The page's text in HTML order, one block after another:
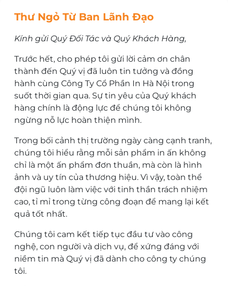
Thư Ngỏ Từ Ban Lãnh Đạo
Kính gửi Quý Đối Tác và Quý Khách Hàng,
Trước hết, cho phép tôi gửi lời cảm ơn chân
thành đến Quý vị đã luôn tin tưởng và đồng
hành cùng Công Ty Cổ Phần In Hà Nội trong
suốt thời gian qua. Sự tin yêu của Quý khách
hàng chính là động lực để chúng tôi không
ngừng nỗ lực hoàn thiện mình.
Trong bối cảnh thị trường ngày càng cạnh tranh,
chúng tôi hiểu rằng mỗi sản phẩm in ấn không
chỉ là một ấn phẩm đơn thuần, mà còn là hình
ảnh và uy tín của thương hiệu. Vì vậy, toàn thể
đội ngũ luôn làm việc với tinh thần trách nhiệm
cao, tỉ mỉ trong từng công đoạn để mang lại kết
quả tốt nhất.
Chúng tôi cam kết tiếp tục đầu tư vào công
nghệ, con người và dịch vụ, để xứng đáng với
niềm tin mà Quý vị đã dành cho công ty chúng
tôi.